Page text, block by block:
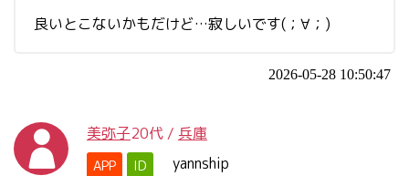
良いとこないかもだけど…寂しいです(；∀；)
2026-05-28 10:50:47
美弥子20代 / 兵庫
APP ID yannship